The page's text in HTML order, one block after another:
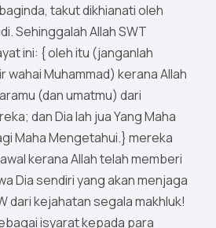
takut dikhianati oleh
Sehinggalah Allah SWT
ini: { oleh itu (janganlah
wahai Muhammad) kerana Allah
(dan umatmu) dari
dan Dia lah jua Yang Maha
Maha Mengetahui.} mereka
kerana Allah telah memberi
Dia sendiri yang akan menjaga
dari kejahatan segala makhluk!
isyarat kepada para